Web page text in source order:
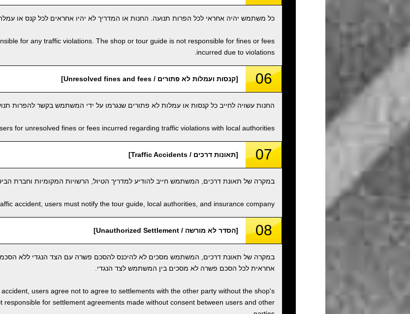
כל משתמש יהיה אחראי לכל הפרות תנועה. החנות או המדריך לא יהיו אחראים לכל קנס או
for any traffic violations. The shop or tour guide is not responsible for fines or fees
incurred due to violations.
06 [קנסות ועמלות לא פתורים / Unresolved fines and fees]
החנות עשויה לחייב כל קנסות או עמלות לא פתורים שנגרמו על ידי המשתמש בקשר להפרות
for unresolved fines or fees incurred regarding traffic violations with local authorities.
07 [תאונות דרכים / Traffic Accidents]
במקרה של תאונת דרכים, המשתמש חייב להודיע למדריך הטיול, הרשויות המקומיות וחברת
accident, users must notify the tour guide, local authorities, and insurance company.
08 [הסדר לא מורשה / Unauthorized Settlement]
במקרה של תאונת דרכים, המשתמש מסכים לא להיכנס להסכם פשרה עם הצד הנגדי ללא
אחראית לכל הסכם פשרה לא מסכים בין המשתמש לצד הנגדי.
users agree not to agree to settlements with the other party without the shop's
responsible for settlement agreements made without consent between users and other